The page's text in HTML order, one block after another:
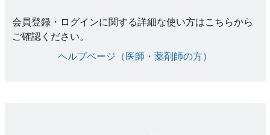
会員登録・ログインに関する詳細な使い方はこちらから
ご確認ください。​
ヘルプページ（医師・薬剤師の方）​